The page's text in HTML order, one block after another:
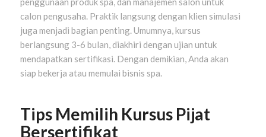
calon pengusaha. Praktik langsung dengan klien simulasi
juga menjadi bagian penting. Umumnya, kursus
berlangsung 3-6 bulan, diakhiri dengan ujian untuk
mendapatkan sertifikasi. Dengan demikian, Anda akan
siap bekerja atau memulai bisnis spa.
Tips Memilih Kursus Pijat
Bersertifikat